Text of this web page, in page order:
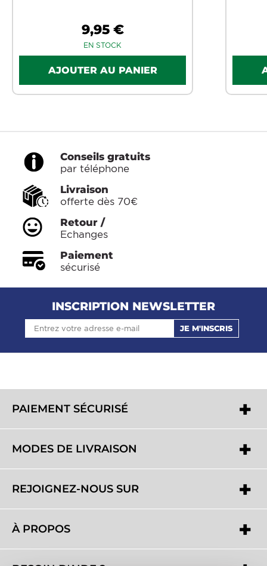
9,95 €
EN STOCK
Conseils gratuits
par téléphone
Livraison
offerte dès 70€
Retour /
Echanges
Paiement
sécurisé
INSCRIPTION NEWSLETTER
JE M'INSCRIS
PAIEMENT SÉCURISÉ
MODES DE LIVRAISON
REJOIGNEZ-NOUS SUR
À PROPOS